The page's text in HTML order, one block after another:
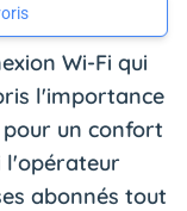
Wi-Fi qui
l'importance
un confort
l'opérateur
abonnés tout